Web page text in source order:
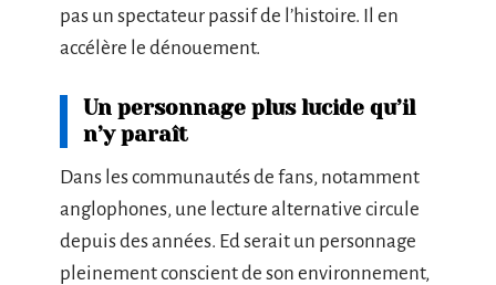
pas un spectateur passif de l’histoire. Il en
accélère le dénouement.
Un personnage plus lucide qu’il
n’y paraît
Dans les communautés de fans, notamment
anglophones, une lecture alternative circule
depuis des années. Ed serait un personnage
pleinement conscient de son environnement,